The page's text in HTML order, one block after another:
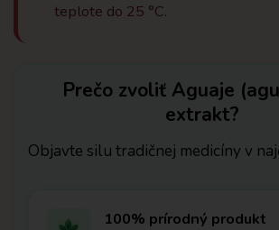
teplote do 25 °C.
Prečo zvoliť Aguaje
extrakt?
Objavte silu tradičnej medicíny v
100% prírodný produkt